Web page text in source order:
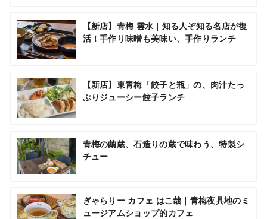
【新店】青梅 雲水｜知る人ぞ知る名店が復
活！手作り味噌も美味い、手作りランチ
【新店】東青梅「餃子と瓶」の、肉汁たっ
ぷりジューシー餃子ランチ
青梅の繭蔵、石造りの蔵で味わう、特製シ
チュー
ぎゃらりー カフェ はこ哉｜青梅夜具地のミ
ュージアムショップ的カフェ